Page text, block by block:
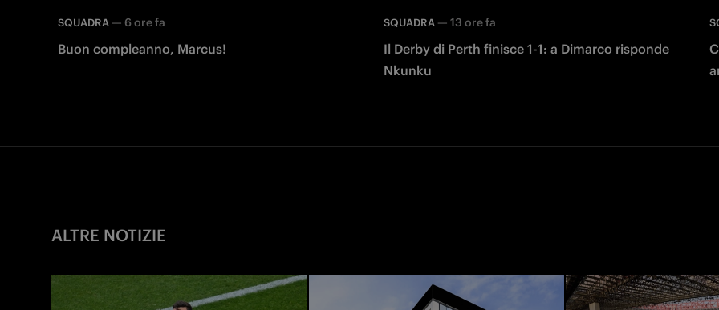
SQUADRA — 6 ore fa
Buon compleanno, Marcus!
SQUADRA — 13 ore fa
Il Derby di Perth finisce 1-1: a Dimarco risponde
Nkunku
ALTRE NOTIZIE